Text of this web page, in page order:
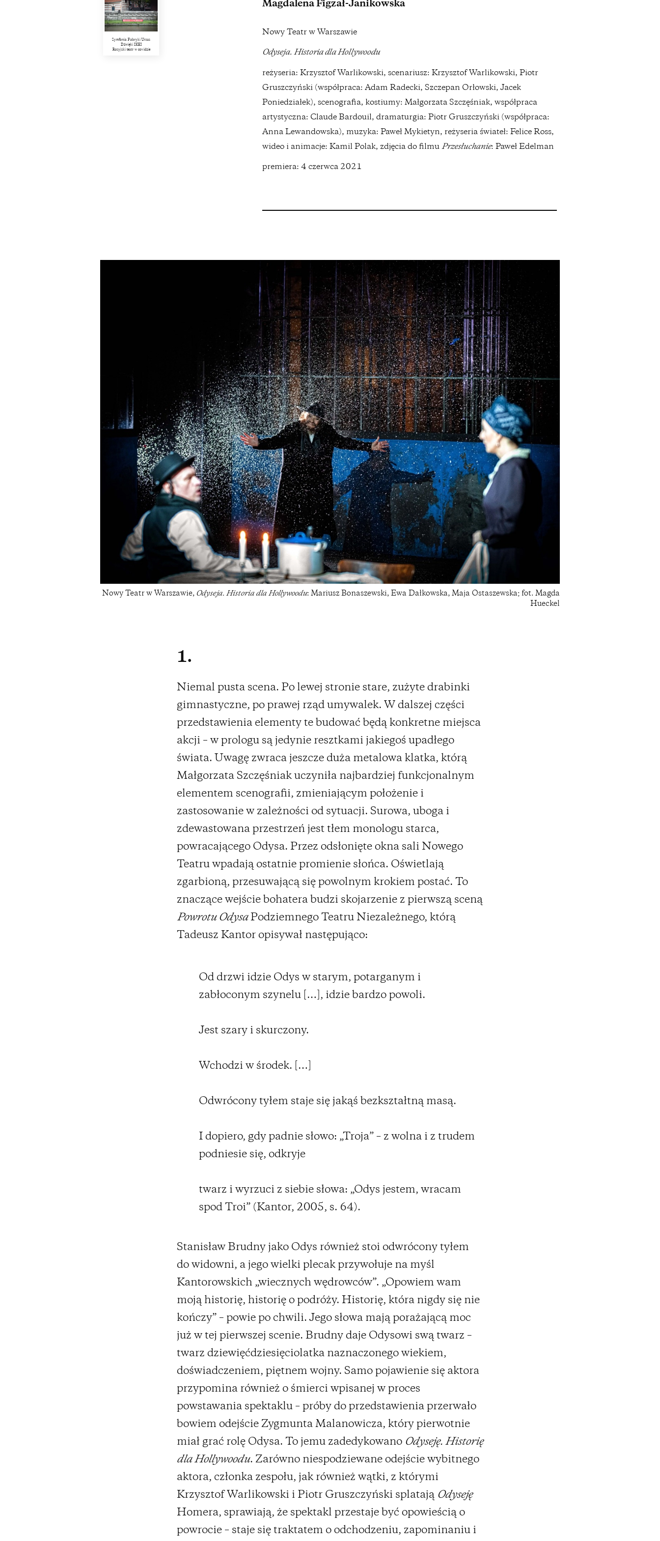
Symfonia Fabryki Ursus
Dźwięki IKEI
Rosyjski teatr w covidzie
Magdalena Figzał-Janikowska
Nowy Teatr w Warszawie
Odyseja. Historia dla Hollywoodu
reżyseria: Krzysztof Warlikowski, scenariusz: Krzysztof Warlikowski, Piotr
Gruszczyński (współpraca: Adam Radecki, Szczepan Orłowski, Jacek
Poniedziałek), scenografia, kostiumy: Małgorzata Szczęśniak, współpraca
artystyczna: Claude Bardouil, dramaturgia: Piotr Gruszczyński (współpraca:
Anna Lewandowska), muzyka: Paweł Mykietyn, reżyseria świateł: Felice Ross,
wideo i animacje: Kamil Polak, zdjęcia do filmu Przesłuchanie: Paweł Edelman
premiera: 4 czerwca 2021
Nowy Teatr w Warszawie, Odyseja. Historia dla Hollywoodu: Mariusz Bonaszewski, Ewa Dałkowska, Maja Ostaszewska; fot. Magda
Hueckel
1.
Niemal pusta scena. Po lewej stronie stare, zużyte drabinki
gimnastyczne, po prawej rząd umywalek. W dalszej części
przedstawienia elementy te budować będą konkretne miejsca
akcji – w prologu są jedynie resztkami jakiegoś upadłego
świata. Uwagę zwraca jeszcze duża metalowa klatka, którą
Małgorzata Szczęśniak uczyniła najbardziej funkcjonalnym
elementem scenografii, zmieniającym położenie i
zastosowanie w zależności od sytuacji. Surowa, uboga i
zdewastowana przestrzeń jest tłem monologu starca,
powracającego Odysa. Przez odsłonięte okna sali Nowego
Teatru wpadają ostatnie promienie słońca. Oświetlają
zgarbioną, przesuwającą się powolnym krokiem postać. To
znaczące wejście bohatera budzi skojarzenie z pierwszą sceną
Powrotu OdysaPodziemnego Teatru Niezależnego, którą
Tadeusz Kantor opisywał następująco:
Od drzwi idzie Odys w starym, potarganym i
zabłoconym szynelu […], idzie bardzo powoli.
Jest szary i skurczony.
Wchodzi w środek. […]
Odwrócony tyłem staje się jakąś bezkształtną masą.
I dopiero, gdy padnie słowo: „Troja” – z wolna i z trudem
podniesie się, odkryje
twarz i wyrzuci z siebie słowa: „Odys jestem, wracam
spod Troi” (Kantor, 2005, s. 64).
Stanisław Brudny jako Odys również stoi odwrócony tyłem
do widowni, a jego wielki plecak przywołuje na myśl
Kantorowskich „wiecznych wędrowców”. „Opowiem wam
moją historię, historię o podróży. Historię, która nigdy się nie
kończy” – powie po chwili. Jego słowa mają porażającą moc
już w tej pierwszej scenie. Brudny daje Odysowi swą twarz –
twarz dziewięćdziesięciolatka naznaczonego wiekiem,
doświadczeniem, piętnem wojny. Samo pojawienie się aktora
przypomina również o śmierci wpisanej w proces
powstawania spektaklu – próby do przedstawienia przerwało
bowiem odejście Zygmunta Malanowicza, który pierwotnie
miał grać rolę Odysa. To jemu zadedykowano Odyseję. Historię
dla Hollywoodu. Zarówno niespodziewane odejście wybitnego
aktora, członka zespołu, jak również wątki, z którymi
Krzysztof Warlikowski i Piotr Gruszczyński splatają Odyseję
Homera, sprawiają, że spektakl przestaje być opowieścią o
powrocie – staje się traktatem o odchodzeniu, zapominaniu i